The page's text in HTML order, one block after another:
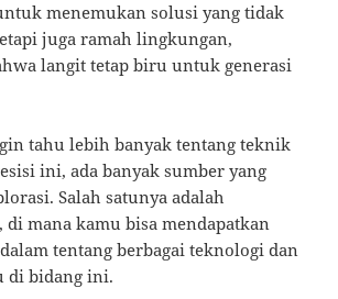
menemukan solusi yang tidak
juga ramah lingkungan,
langit tetap biru untuk generasi
tahu lebih banyak tentang teknik
ini, ada banyak sumber yang
Salah satunya adalah
, di mana kamu bisa mendapatkan
tentang berbagai teknologi dan
di bidang ini.